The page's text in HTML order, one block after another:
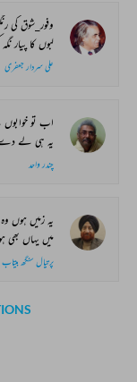
وفور_شوق کی
لبوں کا پیار
علی سردار جعفری
اب تو
یہ ہی لے
چندر واحد
یہ زمیں ہوں
میں یہاں بھی
پرتپال سنگھ بیتاب